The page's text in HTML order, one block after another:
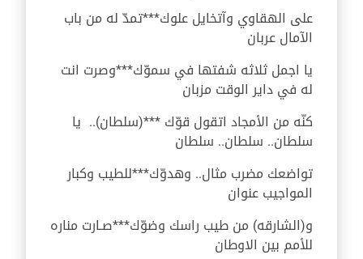
على الهقاوي وآتخايل علوك***تمدّ له من باب
الآمال عربان
يا اجمل ثلاثه شفتها في سموّك***وصرت انت
له في داير الوقت مزبان
كنّه من الأمجاد اتقول قوّك ***(سلطان).. يا
سلطان.. سلطان.. سلطان
تواضعك مضرب مثال.. وهدوّك***للطيب وكبار
المواجيب عنوان
و(الشارقه) من طيب راسك وضوّك***صـارت مناره
للأمم بين الاوطان